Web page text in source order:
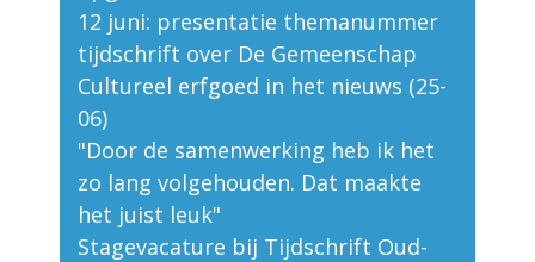
12 juni: presentatie themanummer
tijdschrift over De Gemeenschap
Cultureel erfgoed in het nieuws (25-
06)
"Door de samenwerking heb ik het
zo lang volgehouden. Dat maakte
het juist leuk"
Stagevacature bij Tijdschrift Oud-